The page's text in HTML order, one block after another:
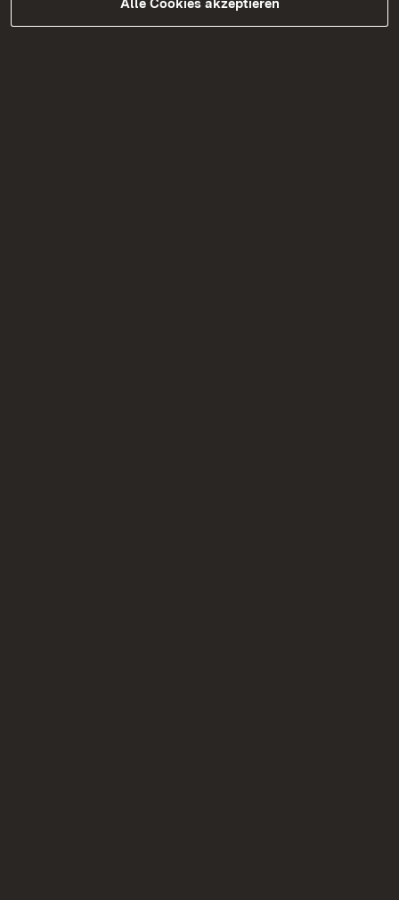
provisionsfrei von privat und der angegebene
Alle Cookies akzeptieren